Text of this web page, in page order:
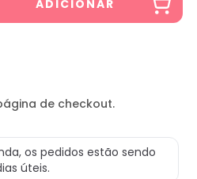
de checkout.
os pedidos estão sendo
úteis.